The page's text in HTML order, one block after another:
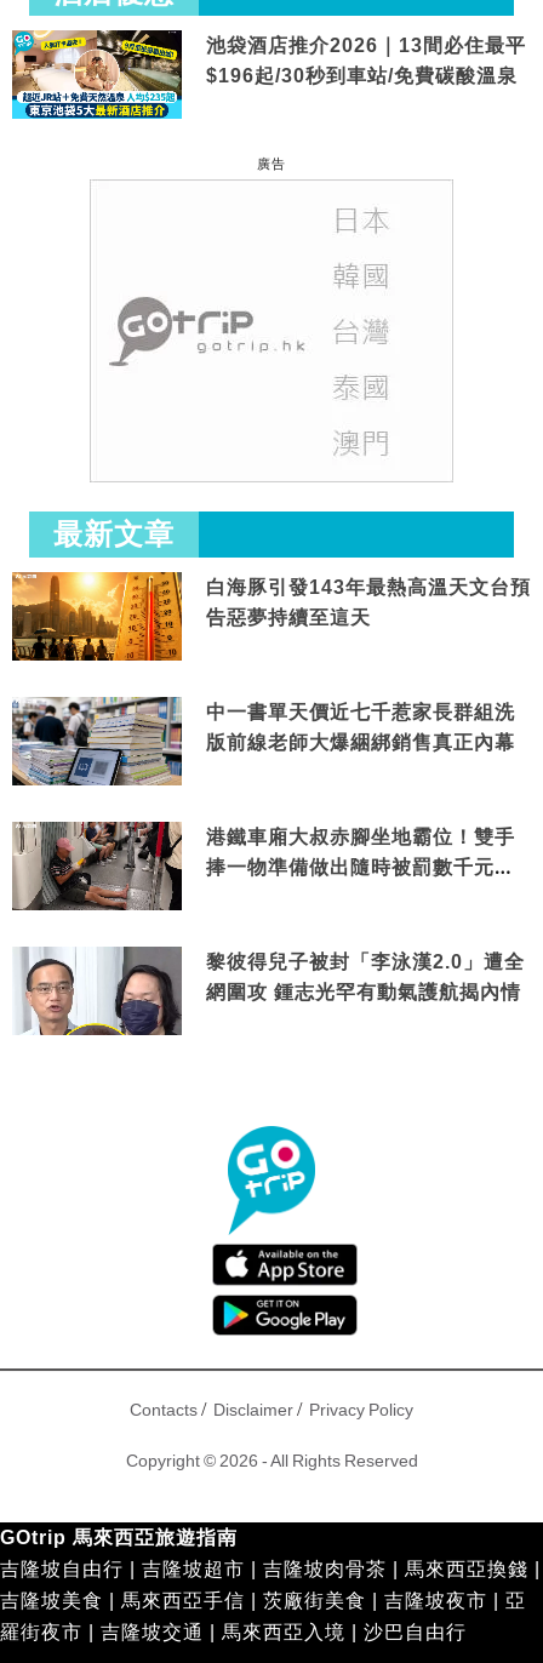
池袋酒店推介2026｜13間必住最平
$196起/30秒到車站/免費碳酸溫泉
廣告
最新文章
白海豚引發143年最熱高溫天文台預
告惡夢持續至這天
中一書單天價近七千惹家長群組洗
版前線老師大爆綑綁銷售真正內幕
港鐵車廂大叔赤腳坐地霸位！雙手
捧一物準備做出隨時被罰數千元舉
黎彼得兒子被封「李泳漢2.0」遭全
網圍攻 鍾志光罕有動氣護航揭內情
Contacts/ Disclaimer/ Privacy Policy
Copyright © 2026 - All Rights Reserved
GOtrip 馬來西亞旅遊指南
吉隆坡自由行
吉隆坡超市 吉隆坡肉骨茶 馬來西亞換錢
吉隆坡美食
馬來西亞手信 茨廠街美食 吉隆坡夜市
亞
羅街夜市
吉隆坡交通 馬來西亞入境 沙巴自由行